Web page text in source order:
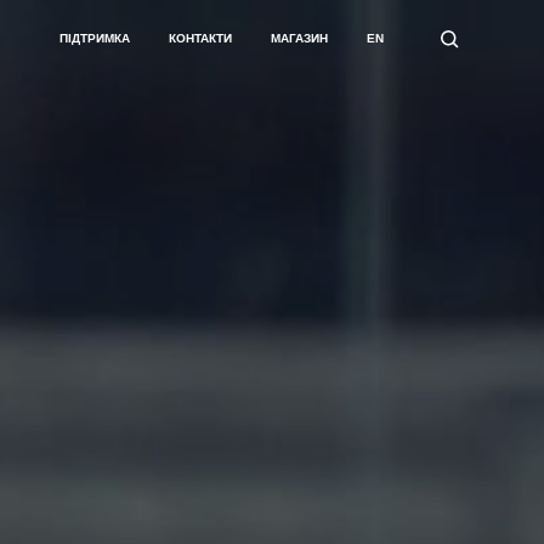
ПІДТРИМКА КОНТАКТИ МАГАЗИН EN